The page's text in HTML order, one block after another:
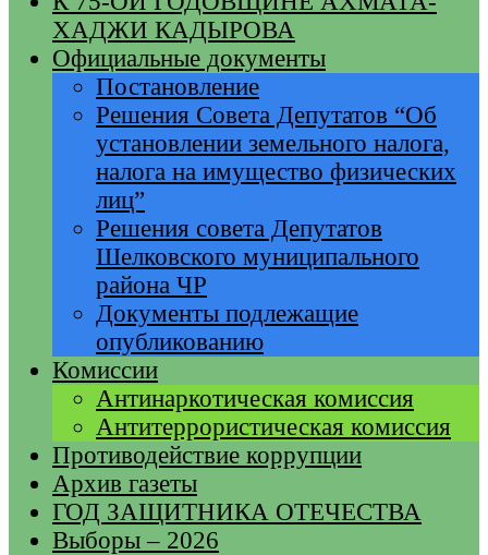
ХАДЖИ КАДЫРОВА
Официальные документы
Постановление
Решения Совета Депутатов “Об
установлении земельного налога,
налога на имущество физических
лиц”
Решения совета Депутатов
Шелковского муниципального
района ЧР
Документы подлежащие
опубликованию
Комиссии
Антинаркотическая комиссия
Антитеррористическая комиссия
Противодействие коррупции
Архив газеты
ГОД ЗАЩИТНИКА ОТЕЧЕСТВА
Выборы – 2026